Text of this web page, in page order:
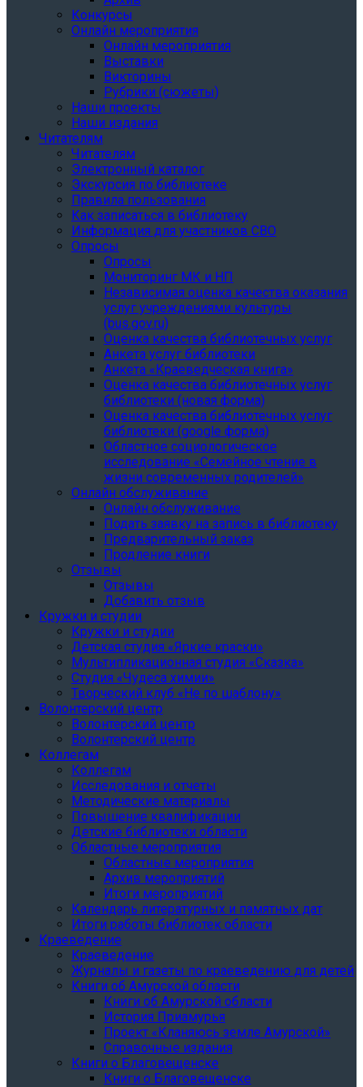
Конкурсы
Онлайн мероприятия
Онлайн мероприятия
Выставки
Викторины
Рубрики (сюжеты)
Наши проекты
Наши издания
Читателям
Читателям
Электронный каталог
Экскурсия по библиотеке
Правила пользования
Как записаться в библиотеку
Информация для участников СВО
Опросы
Опросы
Мониторинг МК и НП
Независимая оценка качества оказания
услуг учреждениями культуры
(bus.gov.ru)
Оценка качества библиотечных услуг
Анкета услуг библиотеки
Анкета «Краеведческая книга»
Oценка качества библиотечных услуг
библиотеки (новая форма)
Oценка качества библиотечных услуг
библиотеки (google форма)
Областное социологическое
исследование «Семейное чтение в
жизни современных родителей»
Онлайн обслуживание
Онлайн обслуживание
Подать заявку на запись в библиотеку
Предварительный заказ
Продление книги
Отзывы
Отзывы
Добавить отзыв
Кружки и студии
Кружки и студии
Детская студия «Яркие краски»
Мультипликационная студия «Сказка»
Студия «Чудеса химии»
Творческий клуб «Не по шаблону»
Волонтерский центр
Волонтерский центр
Волонтерский центр
Коллегам
Коллегам
Исследования и отчеты
Методические материалы
Повышение квалификации
Детские библиотеки области
Областные мероприятия
Областные мероприятия
Архив мероприятий
Итоги мероприятий
Календарь литературных и памятных дат
Итоги работы библиотек области
Краеведение
Краеведение
Журналы и газеты по краеведению для детей
Книги об Амурской области
Книги об Амурской области
История Приамурья
Проект «Кланяюсь земле Амурской»
Справочные издания
Книги о Благовещенске
Книги о Благовещенске